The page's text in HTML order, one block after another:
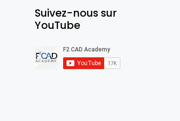
Suivez-nous sur
YouTube